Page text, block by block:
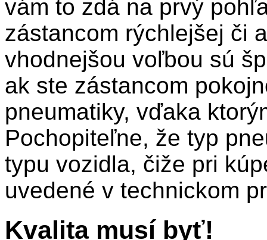
vám to zdá na prvý
zástancom rýchlejšej či
vhodnejšou voľbou sú
ak ste zástancom
pneumatiky, vďaka
Pochopiteľne, že typ
typu vozidla, čiže pri
uvedené v technickom
Kvalita musí byť!